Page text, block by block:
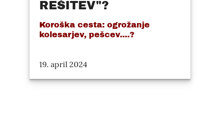
REŠITEV"?
Koroška cesta: ogrožanje
kolesarjev, pešcev....?
19. april 2024